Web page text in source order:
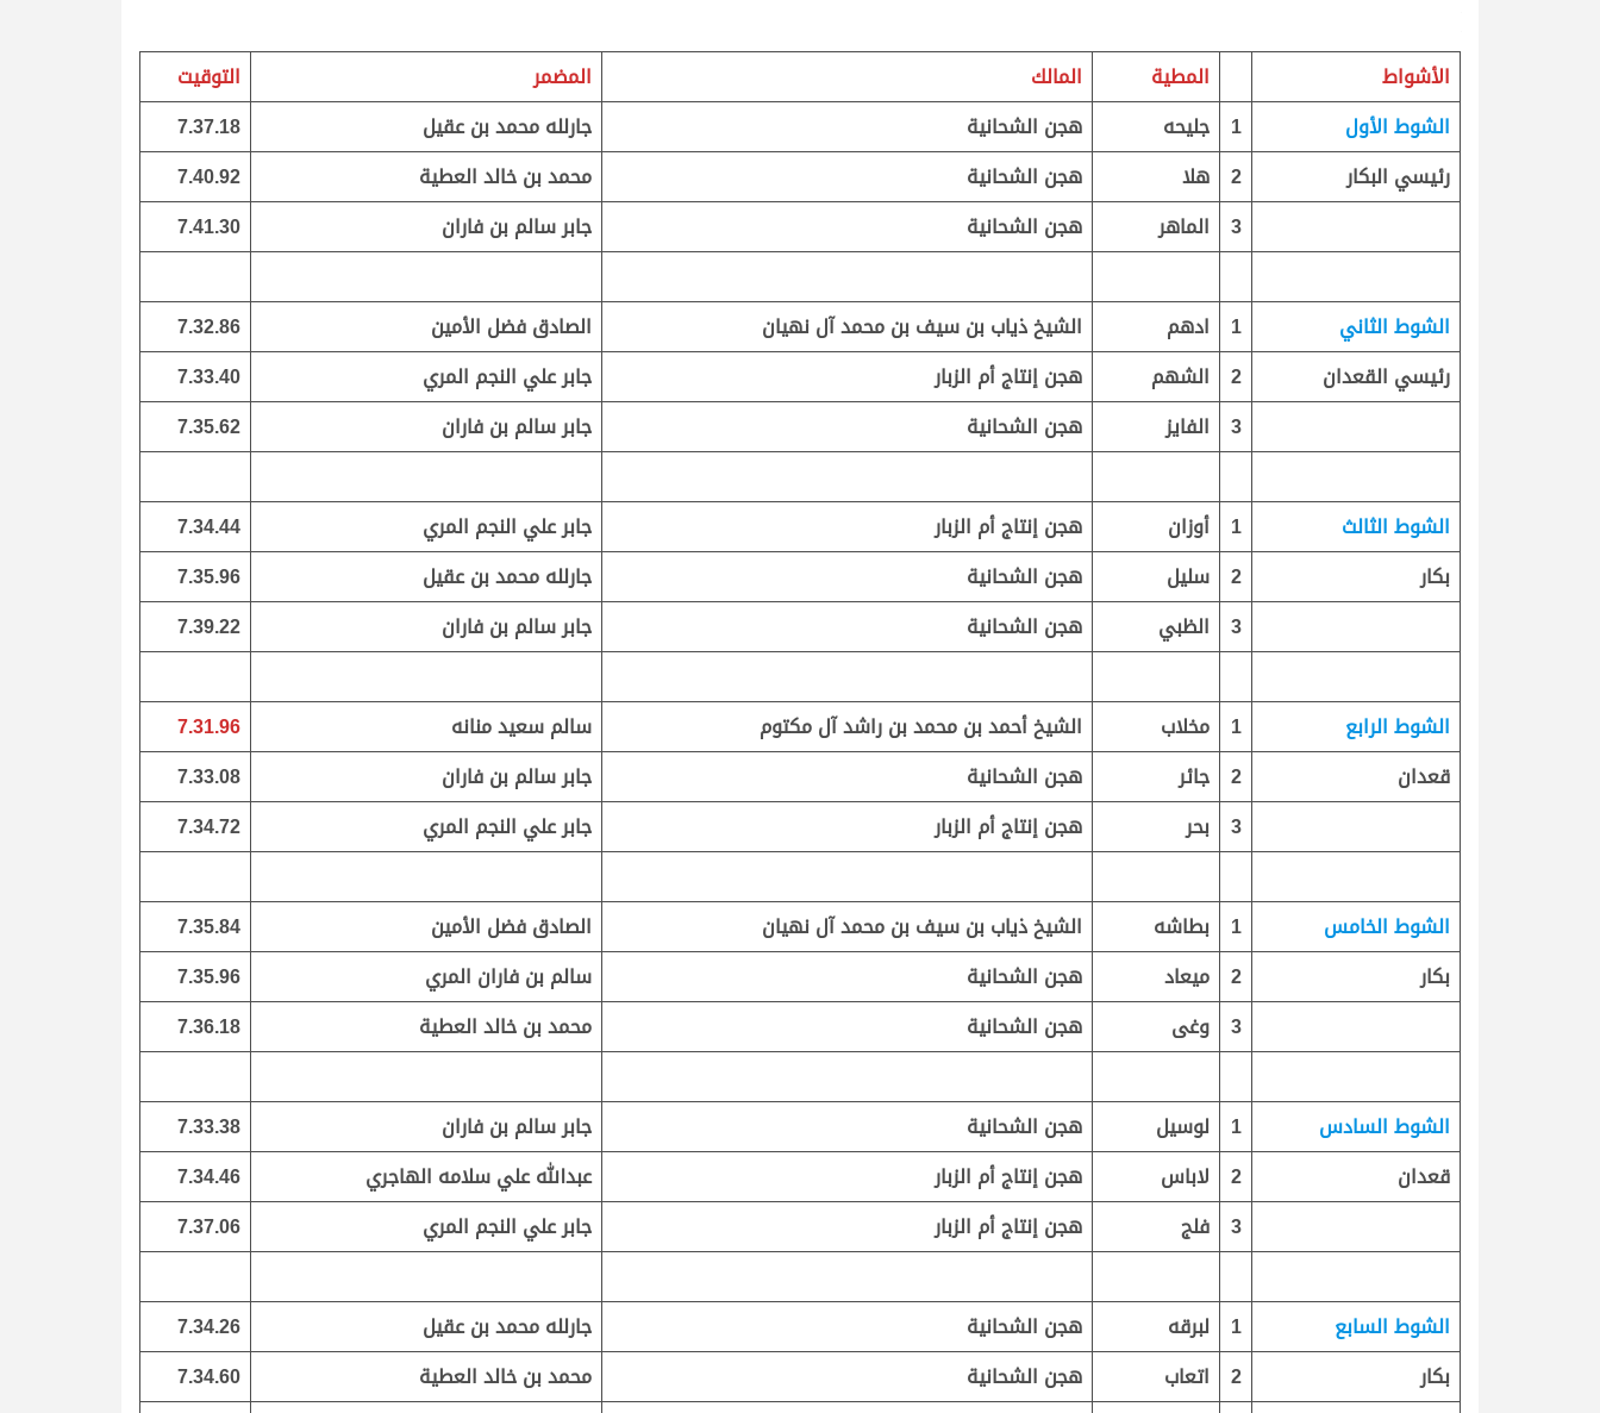
الأشواط المطية المالك المضمر
التوقيت
الشوط الأول
1 جليحه هجن الشحانية جارلله محمد بن عقيل
7.37.18
رئيسي البكار
2 هلا هجن الشحانية محمد بن خالد العطية
7.40.92
3
الماهر هجن الشحانية جابر سالم بن فاران 7.41.30
الشوط الثاني 1 ادهم الشيخ ذياب بن سيف بن محمد آل نهيان الصادق فضل الأمين
7.32.86
رئيسي القعدان
2 الشهم هجن إنتاج أم الزبار جابر علي النجم المري
7.33.40
3
الفايز هجن الشحانية جابر سالم بن فاران 7.35.62
الشوط الثالث 1 أوزان هجن إنتاج أم الزبار جابر علي النجم المري
7.34.44
بكار
2 سليل هجن الشحانية جارلله محمد بن عقيل
7.35.96
3
الظبي هجن الشحانية جابر سالم بن فاران 7.39.22
الشوط الرابع 1 مخلاب الشيخ أحمد بن محمد بن راشد آل مكتوم سالم سعيد منانه
7.31.96
قعدان
2 جائر هجن الشحانية جابر سالم بن فاران
7.33.08
3 بحر هجن إنتاج أم الزبار جابر علي النجم المري 7.34.72
الشوط الخامس 1 بطاشه الشيخ ذياب بن سيف بن محمد آل نهيان الصادق فضل الأمين
7.35.84
بكار
2 ميعاد هجن الشحانية سالم بن فاران المري
7.35.96
3 وغى هجن الشحانية محمد بن خالد العطية 7.36.18
الشوط السادس 1 لوسيل هجن الشحانية جابر سالم بن فاران
7.33.38
قعدان
2 لاباس هجن إنتاج أم الزبار عبدالله علي سلامه الهاجري
7.34.46
3 فلج هجن إنتاج أم الزبار جابر علي النجم المري 7.37.06
الشوط السابع 1 لبرقه هجن الشحانية جارلله محمد بن عقيل
7.34.26
بكار
2 اتعاب هجن الشحانية محمد بن خالد العطية
7.34.60